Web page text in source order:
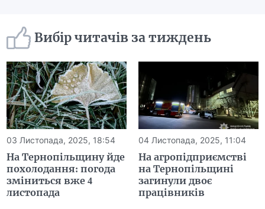
Вибір читачів за тиждень
03 Листопада, 2025, 18:54
На Тернопільщину йде
похолодання: погода
зміниться вже 4
листопада
04 Листопада, 2025, 11:04
На агропідприємстві
на Тернопільщині
загинули двоє
працівників